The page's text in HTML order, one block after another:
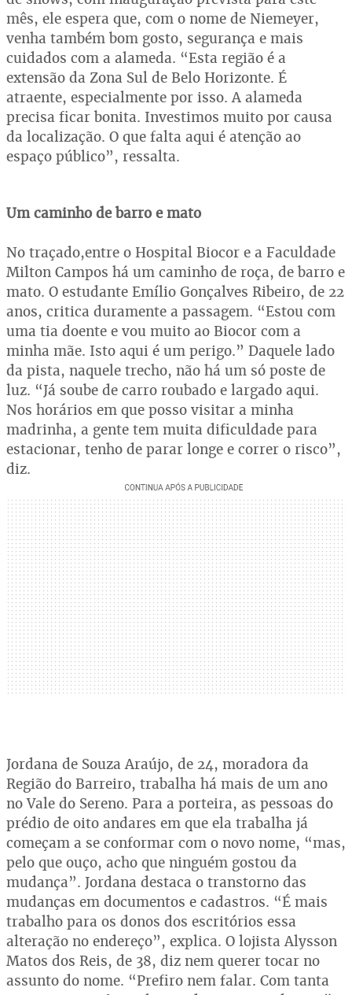
mês, ele espera que, com o nome de Niemeyer,
venha também bom gosto, segurança e mais
cuidados com a alameda. “Esta região é a
extensão da Zona Sul de Belo Horizonte. É
atraente, especialmente por isso. A alameda
precisa ficar bonita. Investimos muito por causa
da localização. O que falta aqui é atenção ao
espaço público”, ressalta.
Um caminho de barro e mato
No traçado,entre o Hospital Biocor e a Faculdade
Milton Campos há um caminho de roça, de barro e
mato. O estudante Emílio Gonçalves Ribeiro, de 22
anos, critica duramente a passagem. “Estou com
uma tia doente e vou muito ao Biocor com a
minha mãe. Isto aqui é um perigo.” Daquele lado
da pista, naquele trecho, não há um só poste de
luz. “Já soube de carro roubado e largado aqui.
Nos horários em que posso visitar a minha
madrinha, a gente tem muita dificuldade para
estacionar, tenho de parar longe e correr o risco”,
diz.
Jordana de Souza Araújo, de 24, moradora da
Região do Barreiro, trabalha há mais de um ano
no Vale do Sereno. Para a porteira, as pessoas do
prédio de oito andares em que ela trabalha já
começam a se conformar com o novo nome, “mas,
pelo que ouço, acho que ninguém gostou da
mudança”. Jordana destaca o transtorno das
mudanças em documentos e cadastros. “É mais
trabalho para os donos dos escritórios essa
alteração no endereço”, explica. O lojista Alysson
Matos dos Reis, de 38, diz nem querer tocar no
assunto do nome. “Prefiro nem falar. Com tanta